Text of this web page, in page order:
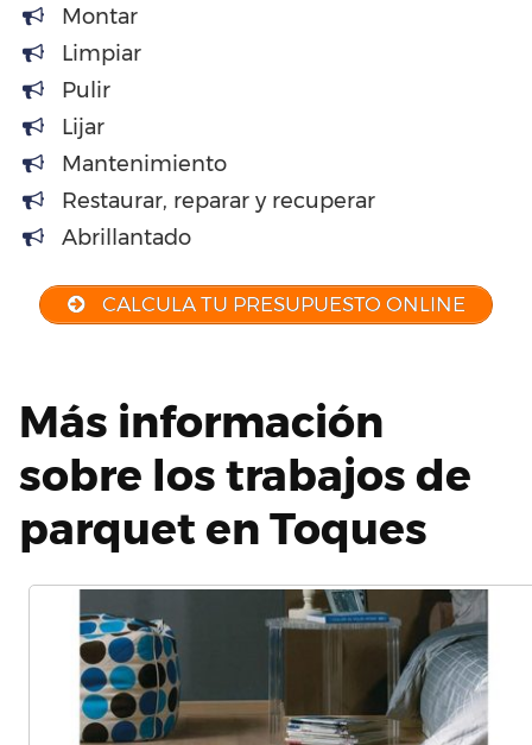
Montar
Limpiar
Pulir
Lijar
Mantenimiento
Restaurar, reparar y recuperar
Abrillantado
CALCULA TU PRESUPUESTO ONLINE
Más información
sobre los trabajos de
parquet en Toques